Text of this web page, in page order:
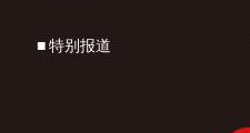
特别报道